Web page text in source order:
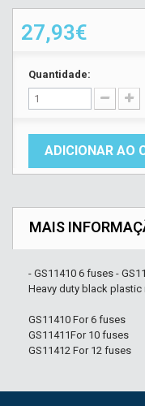
27,93€
Quantidade:
ADICIONAR AO
MAIS
- GS11410 6 fuses -
Heavy duty black
GS11410 For 6 fuses
GS11411For 10 fuses
GS11412 For 12 fuses